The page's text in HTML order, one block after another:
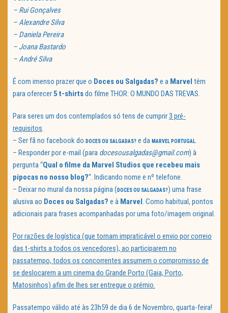
– Rui Gonçalves
– Alexandre Silva
– Daniela Pereira
– Joana Bastardo
– André Silva
É com imenso prazer que o Doces ou Salgadas? e a Marvel têm
para oferecer5 t-shirtsdo filme THOR: O MUNDO DAS TREVAS.
Para seres um dos contemplados só tens de cumprir3 pré-
requisitos.
– Ser fã no facebook do DOCES OU SALGADAS? e da MARVEL PORTUGAL.
– Responder por e-mail (para docesousalgadas@gmail.com) à
pergunta “Qual o filme da Marvel Studios que recebeu mais
pipocas no nosso blog?“. Indicando nome e nº telefone.
– Deixar no mural da nossa página ( DOCES OU SALGADAS?) uma frase
alusiva ao Doces ou Salgadas? e à Marvel. Como habitual, pontos
adicionais para frases acompanhadas por uma foto/imagem original.
Por razões de logística (que tornam impraticável o envio por correio
das t-shirts a todos os vencedores), ao participarem no
passatempo, todos os concorrentes assumem o compromisso de
se deslocarem a um cinema do Grande Porto (Gaia, Porto,
Matosinhos) afim de lhes ser entregue o prémio.
Passatempo válido até às 23h59 de dia 6 de Novembro, quarta-feira!